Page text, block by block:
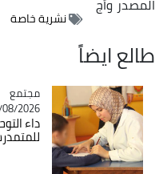
نشرية خاصة
طالع ايضاً
Catégorie
مجتمع
08/2026 - 20:34
داء